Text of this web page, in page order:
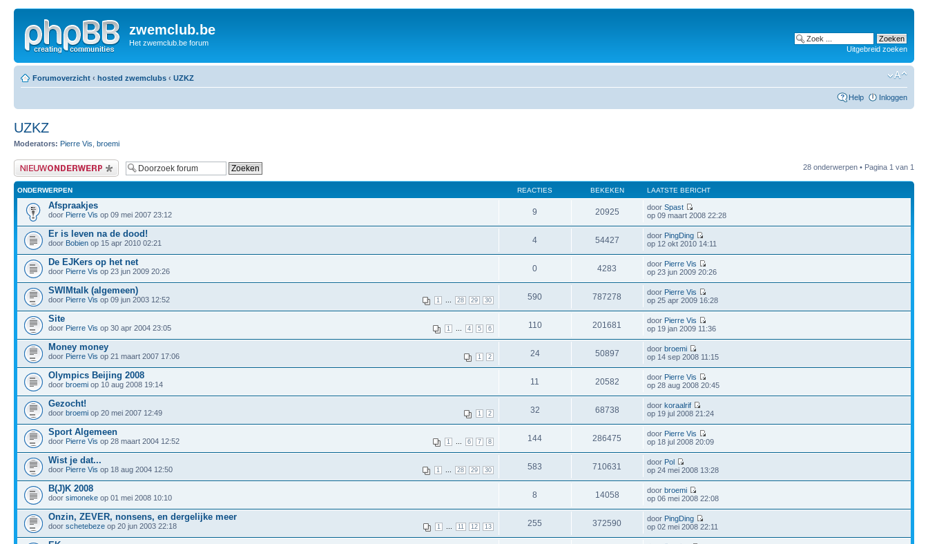
zwemclub.be
Het zwemclub.be forum
Uitgebreid zoeken
Forumoverzicht ‹ hosted zwemclubs ‹ UZKZ
Help Inloggen
UZKZ
Moderators: Pierre Vis broemi
Plaats een nieuw bericht 28 onderwerpen • Pagina 1 van 1
ONDERWERPEN REACTIES BEKEKEN LAATSTE BERICHT
Afspraakjes
door Pierre Vis op 09 mei 2007 23:12 9 20925 doorSpast
op 09 maart 2008 22:28
Er is leven na de dood!
door Bobien op 15 apr 2010 02:21 4 54427 door PingDing
op 12 okt 2010 14:11
De EJKers op het net
door Pierre Vis op 23 jun 2009 20:26 0 4283 door Pierre Vis
op 23 jun 2009 20:26
SWIMtalk (algemeen)
1 28 29 30
door Pierre Vis op 09 jun 2003 12:52 590 787278 door Pierre Vis
op 25 apr 2009 16:28
Site
1 4 5 6
door Pierre Vis op 30 apr 2004 23:05 110 201681 door Pierre Vis
op 19 jan 2009 11:36
Money money
1 2
door Pierre Vis op 21 maart 2007 17:06 24 50897 doorbroemi
op 14 sep 2008 11:15
Olympics Beijing 2008
door broemi op 10 aug 2008 19:14 11 20582 door Pierre Vis
op 28 aug 2008 20:45
Gezocht!
1 2
door broemi op 20 mei 2007 12:49 32 68738 doorkoraalrif
op 19 jul 2008 21:24
Sport Algemeen
1 6 7 8
door Pierre Vis op 28 maart 2004 12:52 144 286475 door Pierre Vis
op 18 jul 2008 20:09
Wist je dat...
1 28 29 30
door Pierre Vis op 18 aug 2004 12:50 583 710631 door Pol
op 24 mei 2008 13:28
B(J)K 2008
door simoneke op 01 mei 2008 10:10 8 14058 doorbroemi
op 06 mei 2008 22:08
Onzin, ZEVER, nonsens, en dergelijke meer
1 11 12 13
door schetebeze op 20 jun 2003 22:18 255 372590 door PingDing
op 02 mei 2008 22:11